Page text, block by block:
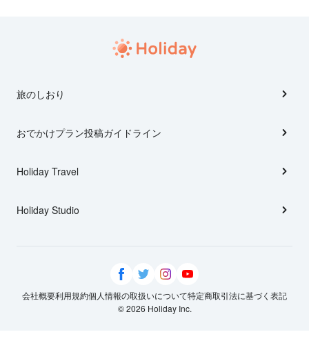
旅のしおり
おでかけプラン投稿ガイドライン
Holiday Travel
Holiday Studio
会社概要利用規約個人情報の取扱いについて特定商取引法に基づく表記
© 2026 Holiday Inc.